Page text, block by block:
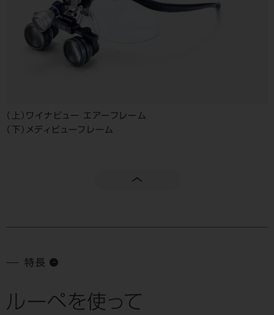
（上）ワイナビュー エアーフレーム
（下）メディビューフレーム
特長
ルーペを使って